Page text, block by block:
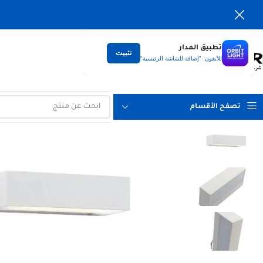
تطبيق المدار
للآيفون: "إضافة للشاشة الرئيسية"
تثبيت التوصيل
لكل العراق
تصفح الأقسام